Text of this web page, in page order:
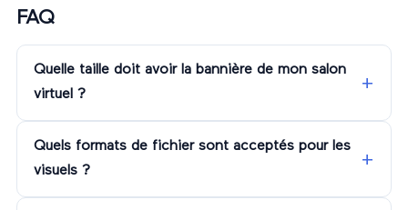
FAQ
Quelle taille doit avoir la bannière de mon salon
virtuel ?
Quels formats de fichier sont acceptés pour les
visuels ?